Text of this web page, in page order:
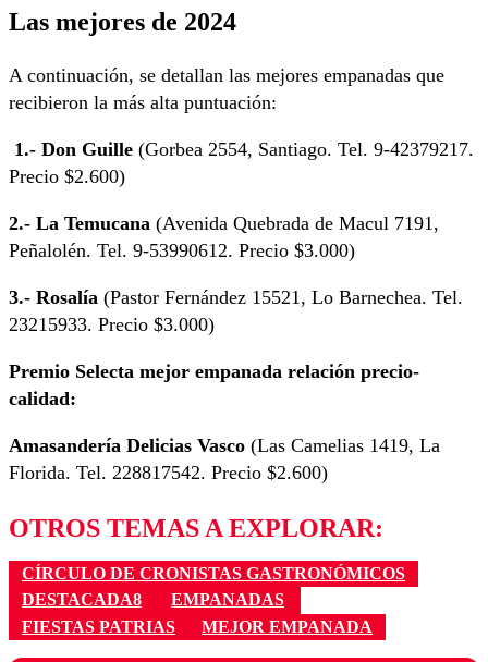
Las mejores de 2024
A continuación, se detallan las mejores empanadas que
recibieron la más alta puntuación:
1.- Don Guille (Gorbea 2554, Santiago. Tel. 9-42379217.
Precio $2.600)
2.- La Temucana (Avenida Quebrada de Macul 7191,
Peñalolén. Tel. 9-53990612. Precio $3.000)
3.- Rosalía (Pastor Fernández 15521, Lo Barnechea. Tel.
23215933. Precio $3.000)
Premio Selecta mejor empanada relación precio-
calidad:
Amasandería Delicias Vasco (Las Camelias 1419, La
Florida. Tel. 228817542. Precio $2.600)
OTROS TEMAS A EXPLORAR:
CÍRCULO DE CRONISTAS GASTRONÓMICOS
DESTACADA8
EMPANADAS
FIESTAS PATRIAS
MEJOR EMPANADA